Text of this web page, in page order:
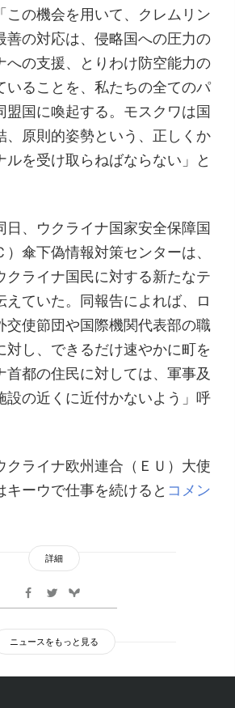
この機会を用いて、クレムリン
善の対応は、侵略国への圧力の
への支援、とりわけ防空能力の
いることを、私たちの全てのパ
盟国に喚起する。モスクワは国
、原則的姿勢という、正しくか
ルを受け取らねばならない」と
日、ウクライナ国家安全保障国
）傘下偽情報対策センターは、
クライナ国民に対する新たなテ
えていた。同報告によれば、ロ
交使節団や国際機関代表部の職
対し、できるだけ速やかに町を
首都の住民に対しては、軍事及
設の近くに近付かないよう」呼
クライナ欧州連合（ＥＵ）大使
キーウで仕事を続けると コメン
詳細
ニュースをもっと見る